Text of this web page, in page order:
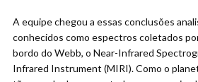
A equipe chegou a essas conclusões
conhecidos como espectros coletados
bordo do Webb, o Near-Infrared
Infrared Instrument (MIRI). Como o